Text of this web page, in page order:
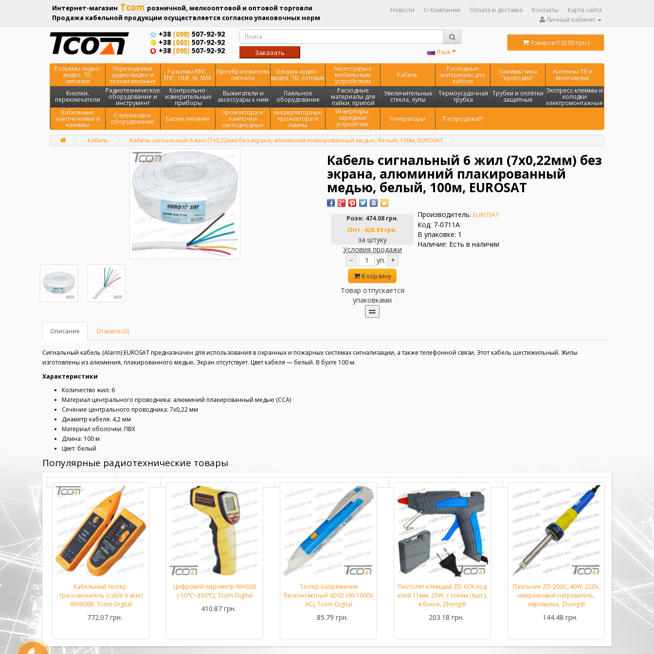
Интернет-магазин Tcom розничной, мелкооптовой и оптовой торговли
Продажа кабельной продукции осуществляется согласно упаковочных норм
Новости О Компании Оплата и доставка Контакты
Карта сайта
Личный кабинет
+38 (098) 507-92-92
+38 (063) 507-92-92
+38 (095) 507-92-92
Заказать
звонок
Язык
Товаров 0 (0.00 грн.)
Разъемы аудио-
видео, ТВ,
питания
Переходники
аудио-видео и
телевизионные
Разъёмы BNC,
TNC, UHF, N, SMA
Преобразователи
сигнала
Шнуры аудио-
видео, ТВ, сетевые
Аксессуары к
мобильным
устройствам
Кабель
Расходные
материалы для
кабеля
Зажимы типа
"крокодил"
Антенны ТВ и
монтажные
Кнопки,
переключатели
Радиотехническое
оборудование и
инструмент
Контрольно-
измерительные
приборы
Выжигатели и
аксессуары к ним
Паяльное
оборудование
Расходные
материалы для
пайки, припой
Увеличительные
стекла, лупы
Термоусадочная
трубка
Трубки и оплётки
защитные
Экспресс-клеммы и
колодки
электромонтажные
Кабельные
наконечники и
клеммы
Спутниковое
оборудование Блоки питания
Прожектора и
лампочки
светодиодные
Аккумуляторные
прожектора и
лампы
Инверторы,
зарядные
устройства,
аккумуляторы
Генераторы Распродажа!!!
Главная
Кабель Кабель сигнальный 6 жил (7х0,22мм) без экрана, алюминий плакированный медью, белый, 100м, EUROSAT
Кабель сигнальный 6 жил (7х0,22мм) без
экрана, алюминий плакированный
медью, белый, 100м, EUROSAT
Розн: 474.08 грн.
Опт: 428.93 грн.
за штуку
Условия продажи
−
уп. +
В корзину
Товар отпускается
упаковками
Производитель: EUROSAT
Код: 7-0711A
В упаковке: 1
Наличие: Есть в наличии
Описание Отзывов (0)
Сигнальный кабель (Alarm) EUROSAT предназначен для использования в охранных и пожарных системах сигнализации, а также телефонной связи. Этот кабель шестижильный. Жилы
изготовлены из алюминия, плакированного медью. Экран отсутствует. Цвет кабеля — белый. В бухте 100 м.
Характеристики
Количество жил: 6
Материал центрального проводника: алюминий плакированный медью (CCA)
Сечение центрального проводника: 7х0,22 мм
Диаметр кабеля: 4,2 мм
Материал оболочки: ПВХ
Длина: 100 м
Цвет: белый
Популярные радиотехнические товары
DT33B
Digital
Подробнее...
Кабельный тестер-
трассоискатель (cable traker)
WH806B, Tcom-Digital
772.07 грн.
Подробнее...
Цифровой пирометр WH320
(-50℃~330℃), Tcom-Digital
410.87 грн.
Подробнее...
Тестер напряжения
бесконтактный VD02 (90-1000V
AC), Tcom-Digital
85.79 грн.
Подробнее...
Пистолет клеящий ZD-6CK под
клей 11мм, 25W, с клеем (6шт.),
в боксе, Zhongdi
203.18 грн.
Подробнее...
Паяльник ZD-200C, 40W, 220V,
нихромовый нагреватель,
евровилка, Zhongdi
144.48 грн.
Подробнее...70W